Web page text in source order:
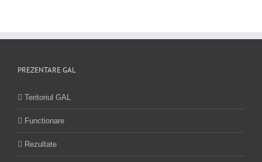
PREZENTARE GAL
Teritoriul GAL
Functionare
Rezultate